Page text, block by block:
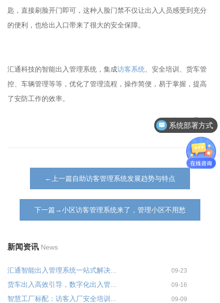
匙，直接刷脸开门即可，这种人脸门禁不仅让出入人员感受到充分
的便利，也给出入口带来了很大的安全保障。
汇通科技的智能出入管理系统，集成访客系统 、安全培训、货车管
控、车辆管理等等，优化了管理流程，操作简便，易于掌握，提高
了安防工作的效率。
作者：汇通科技
←上一篇自助访客管理系统发展趋势与特点
下一篇→小区访客管理系统来了，管理小区不用愁
新闻资讯 News
汇通智能出入管理系统一站式解决... 09-23
货车出入高效引导，数字化出入管... 09-16
智慧工厂标配：访客入厂安全培训... 09-09
系统部署方式